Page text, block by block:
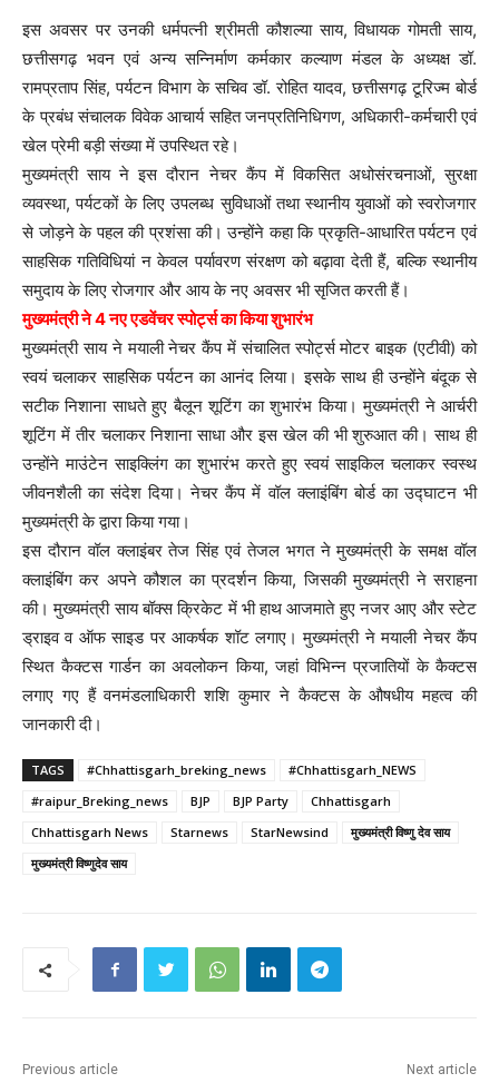
इस अवसर पर उनकी धर्मपत्नी श्रीमती कौशल्या साय, विधायक गोमती साय,
छत्तीसगढ़ भवन एवं अन्य सन्निर्माण कर्मकार कल्याण मंडल के अध्यक्ष डॉ.
रामप्रताप सिंह, पर्यटन विभाग के सचिव डॉ. रोहित यादव, छत्तीसगढ़ टूरिज्म बोर्ड
के प्रबंध संचालक विवेक आचार्य सहित जनप्रतिनिधिगण, अधिकारी-कर्मचारी एवं
खेल प्रेमी बड़ी संख्या में उपस्थित रहे।
मुख्यमंत्री साय ने इस दौरान नेचर कैंप में विकसित अधोसंरचनाओं, सुरक्षा
व्यवस्था, पर्यटकों के लिए उपलब्ध सुविधाओं तथा स्थानीय युवाओं को स्वरोजगार
से जोड़ने के पहल की प्रशंसा की। उन्होंने कहा कि प्रकृति-आधारित पर्यटन एवं
साहसिक गतिविधियां न केवल पर्यावरण संरक्षण को बढ़ावा देती हैं, बल्कि स्थानीय
समुदाय के लिए रोजगार और आय के नए अवसर भी सृजित करती हैं।
मुख्यमंत्री ने 4 नए एडवेंचर स्पोर्ट्स का किया शुभारंभ
मुख्यमंत्री साय ने मयाली नेचर कैंप में संचालित स्पोर्ट्स मोटर बाइक (एटीवी) को
स्वयं चलाकर साहसिक पर्यटन का आनंद लिया। इसके साथ ही उन्होंने बंदूक से
सटीक निशाना साधते हुए बैलून शूटिंग का शुभारंभ किया। मुख्यमंत्री ने आर्चरी
शूटिंग में तीर चलाकर निशाना साधा और इस खेल की भी शुरुआत की। साथ ही
उन्होंने माउंटेन साइक्लिंग का शुभारंभ करते हुए स्वयं साइकिल चलाकर स्वस्थ
जीवनशैली का संदेश दिया। नेचर कैंप में वॉल क्लाइंबिंग बोर्ड का उद्घाटन भी
मुख्यमंत्री के द्वारा किया गया।
इस दौरान वॉल क्लाइंबर तेज सिंह एवं तेजल भगत ने मुख्यमंत्री के समक्ष वॉल
क्लाइंबिंग कर अपने कौशल का प्रदर्शन किया, जिसकी मुख्यमंत्री ने सराहना
की। मुख्यमंत्री साय बॉक्स क्रिकेट में भी हाथ आजमाते हुए नजर आए और स्टेट
ड्राइव व ऑफ साइड पर आकर्षक शॉट लगाए। मुख्यमंत्री ने मयाली नेचर कैंप
स्थित कैक्टस गार्डन का अवलोकन किया, जहां विभिन्न प्रजातियों के कैक्टस
लगाए गए हैं वनमंडलाधिकारी शशि कुमार ने कैक्टस के औषधीय महत्व की
जानकारी दी।
TAGS #Chhattisgarh_breking_news
#Chhattisgarh_NEWS
#raipur_Breking_news
BJP BJP Party
Chhattisgarh
Chhattisgarh News
Starnews StarNewsind
मुख्यमंत्री विष्णु देव साय
मुख्यमंत्री विष्णुदेव साय
Previous article Next article